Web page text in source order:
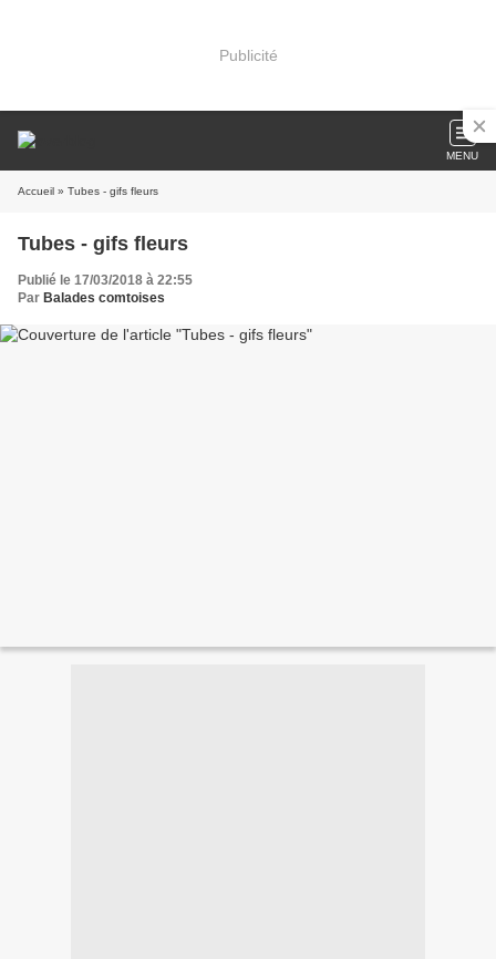
Publicité
MENU
Accueil » Tubes - gifs fleurs
Tubes - gifs fleurs
Publié le 17/03/2018 à 22:55
Par Balades comtoises